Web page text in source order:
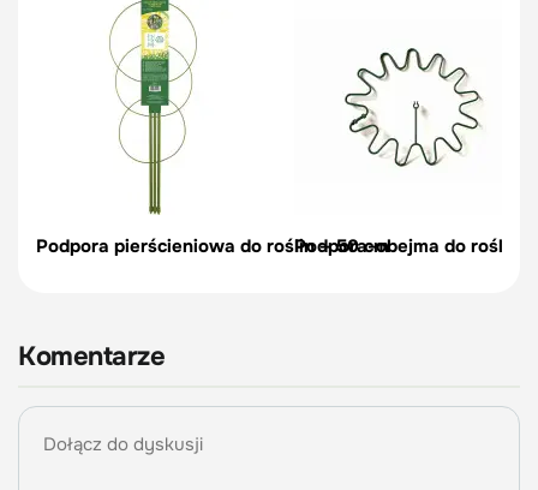
Podpora pierścieniowa do roślin – 50 cmPodpora-obejma do roślin,
Komentarze